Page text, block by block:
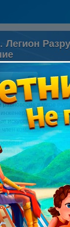
Легион
0
равновесие в мире
направляет
искусственным
член команды
с такого отвагой
и спасать мирных
ваши
действий его
65 сложных
в условиях давления.
пытаясь
быстро и выведите мир